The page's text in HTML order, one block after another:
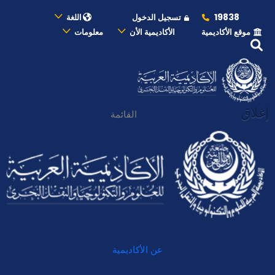
19838 تسجيل الدخول
اللغة
موقع الأكاديمية
الأكاديمية الأن معلومات
إغلاق القائمة
عن الأكاديمية